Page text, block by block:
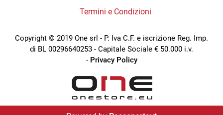
Termini e Condizioni
Copyright © 2019 One srl - P. Iva C.F. e iscrizione Reg. Imp.
di BL 00296640253 - Capitale Sociale € 50.000 i.v.
- Privacy Policy